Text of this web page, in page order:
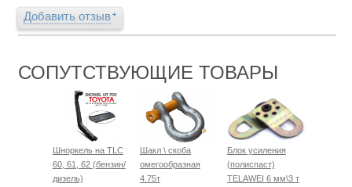
Добавить отзыв
СОПУТСТВУЮЩИЕ ТОВАРЫ
Шноркель на TLC
60, 61, 62 (бензин/
дизель)
Шакл \ скоба
омегообразная
4.75т
Блок усиления
(полиспаст)
TELAWEI 6 мм\3 т